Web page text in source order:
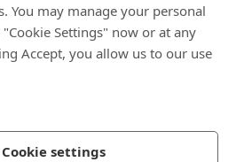
You may manage your personal
Settings" now or at any
Accept, you allow us to our use
Cookie settings